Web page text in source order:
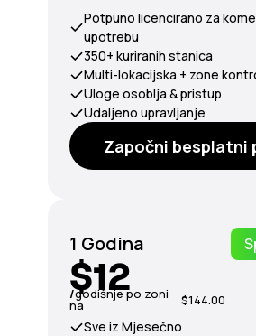
Potpuno licencirano za
upotrebu
350+ kuriranih stanica
Multi-lokacijska + zone
Uloge osoblja & pristup
Udaljeno upravljanje
Započni besplatni
1 Godina
$12
/godišnje po zoni
na $144.00
Sve iz Mjesečno